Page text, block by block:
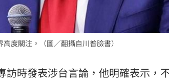
登場！ 10:30
球熱潮 10:00
度關注。（圖／翻攝自川普臉書）
訪時發表涉台言論，他明確表示，